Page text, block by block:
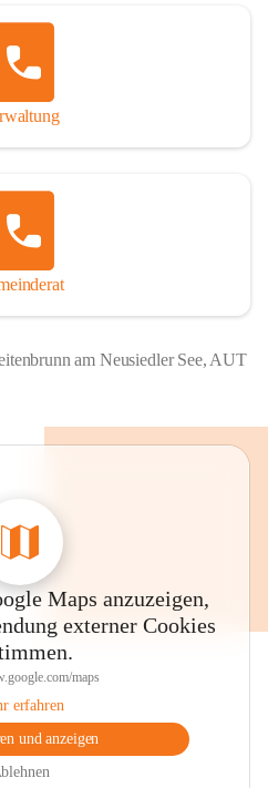
am Neusiedler See, AUT
Maps anzuzeigen,
externer Cookies
maps
erfahren
und anzeigen